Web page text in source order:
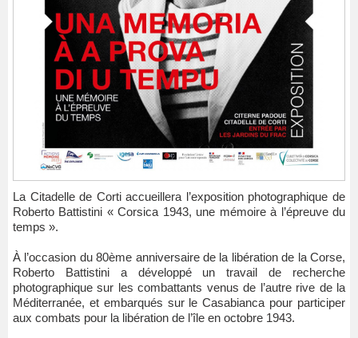
La Citadelle de Corti accueillera l’exposition photographique de
Roberto Battistini « Corsica 1943, une mémoire à l’épreuve du
temps ».
À l’occasion du 80ème anniversaire de la libération de la Corse,
Roberto Battistini a développé un travail de recherche
photographique sur les combattants venus de l’autre rive de la
Méditerranée, et embarqués sur le Casabianca pour participer
aux combats pour la libération de l’île en octobre 1943.